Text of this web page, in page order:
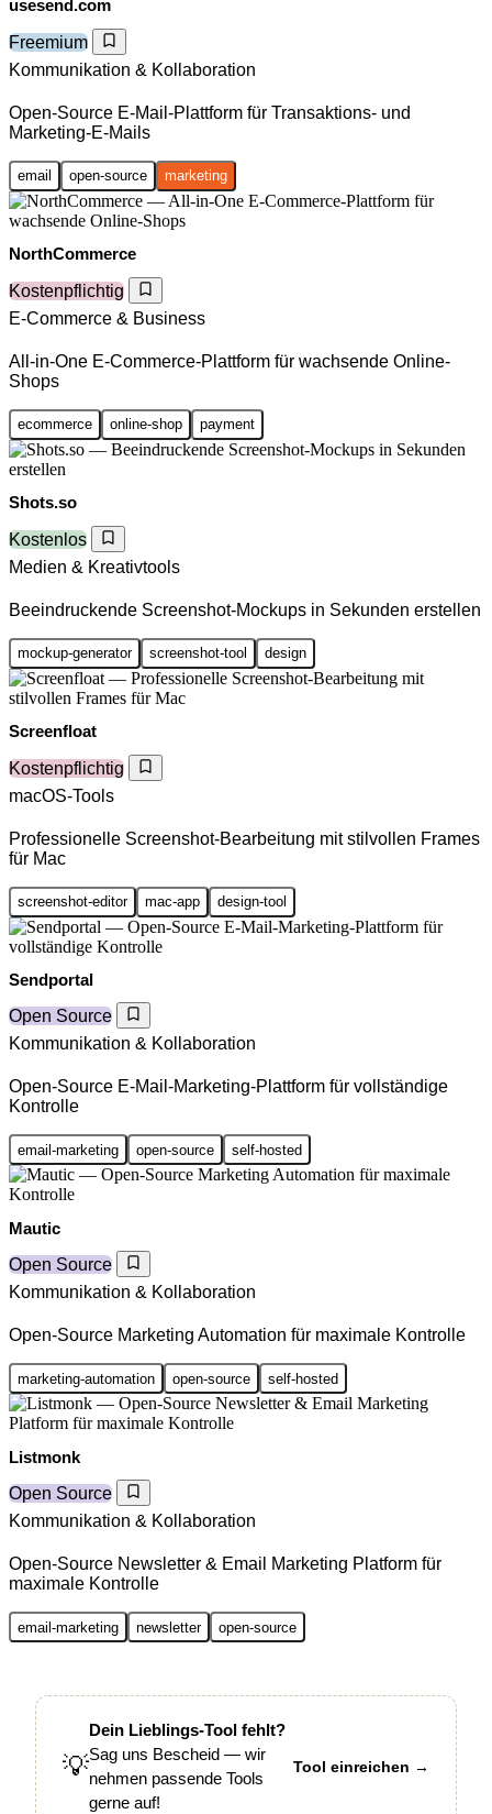
usesend.com
Freemium
Kommunikation & Kollaboration
Open-Source E-Mail-Plattform für Transaktions- und
Marketing-E-Mails
email open-source marketing
NorthCommerce
Kostenpflichtig
E-Commerce & Business
All-in-One E-Commerce-Plattform für wachsende Online-
Shops
ecommerce online-shop payment
Shots.so
Kostenlos
Medien & Kreativtools
Beeindruckende Screenshot-Mockups in Sekunden erstellen
mockup-generator screenshot-tool design
Screenfloat
Kostenpflichtig
macOS-Tools
Professionelle Screenshot-Bearbeitung mit stilvollen Frames
für Mac
screenshot-editor mac-app design-tool
Sendportal
Open Source
Kommunikation & Kollaboration
Open-Source E-Mail-Marketing-Plattform für vollständige
Kontrolle
email-marketing open-source self-hosted
Mautic
Open Source
Kommunikation & Kollaboration
Open-Source Marketing Automation für maximale Kontrolle
marketing-automation open-source self-hosted
Listmonk
Open Source
Kommunikation & Kollaboration
Open-Source Newsletter & Email Marketing Platform für
maximale Kontrolle
email-marketing newsletter open-source
💡
Dein Lieblings-Tool fehlt?
Sag uns Bescheid — wir
nehmen passende Tools
gerne auf!
Tool einreichen →